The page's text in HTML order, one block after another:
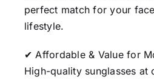
perfect match for your
lifestyle.
✔ Affordable & Value for
High-quality sunglasses at